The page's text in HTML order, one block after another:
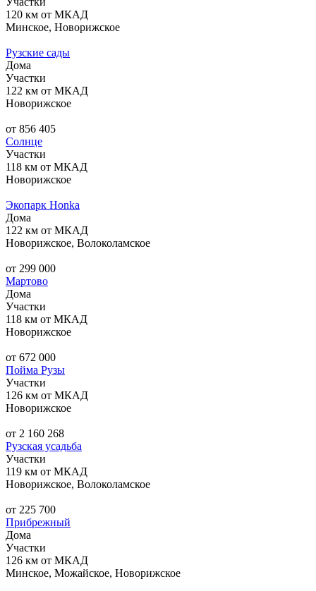
120 км от МКАД
Минское, Новорижское
Рузские сады
Дома
Участки
122 км от МКАД
Новорижское
от 856 405
Солнце
Участки
118 км от МКАД
Новорижское
Экопарк Honka
Дома
122 км от МКАД
Новорижское, Волоколамское
от 299 000
Мартово
Дома
Участки
118 км от МКАД
Новорижское
от 672 000
Пойма Рузы
Участки
126 км от МКАД
Новорижское
от 2 160 268
Рузская усадьба
Участки
119 км от МКАД
Новорижское, Волоколамское
от 225 700
Прибрежный
Дома
Участки
126 км от МКАД
Минское, Можайское, Новорижское